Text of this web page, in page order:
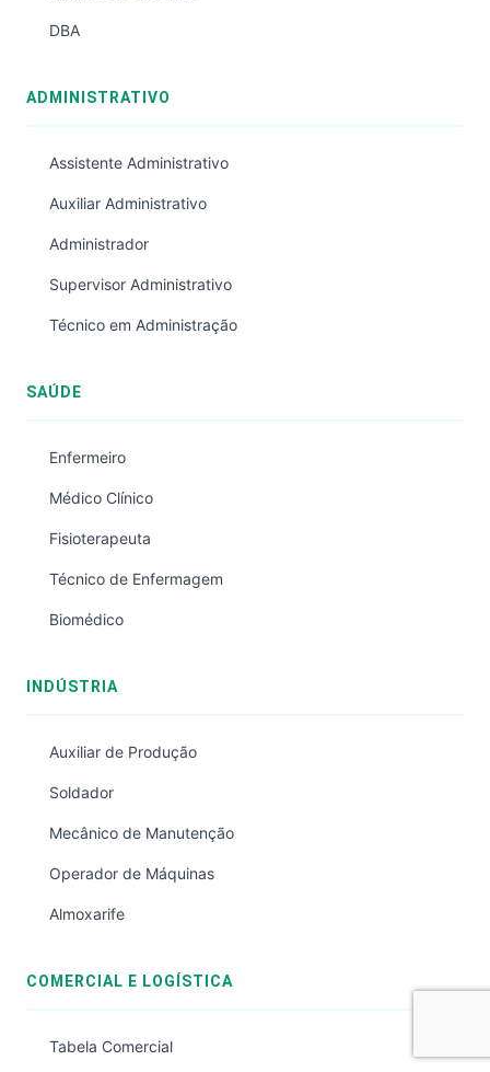
DBA
ADMINISTRATIVO
Assistente Administrativo
Auxiliar Administrativo
Administrador
Supervisor Administrativo
Técnico em Administração
SAÚDE
Enfermeiro
Médico Clínico
Fisioterapeuta
Técnico de Enfermagem
Biomédico
INDÚSTRIA
Auxiliar de Produção
Soldador
Mecânico de Manutenção
Operador de Máquinas
Almoxarife
COMERCIAL E LOGÍSTICA
Tabela Comercial